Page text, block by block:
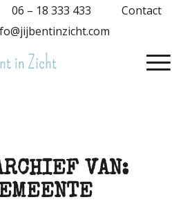
06 – 18 333 433
Contact
VAN: